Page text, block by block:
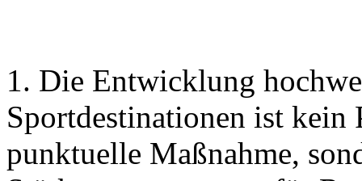
1. Die Entwicklung
Sportdestinationen ist kein
punktuelle Maßnahme,